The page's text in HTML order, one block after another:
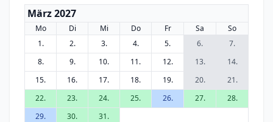
März 2027
Mo Di Mi Do Fr Sa
So
1.
2. 3. 4. 5. 6.
7.
8.
9. 10. 11. 12. 13.
14.
15.
16. 17. 18. 19. 20.
21.
22.
23. 24. 25. 26. 27.
28.
29.
30. 31.